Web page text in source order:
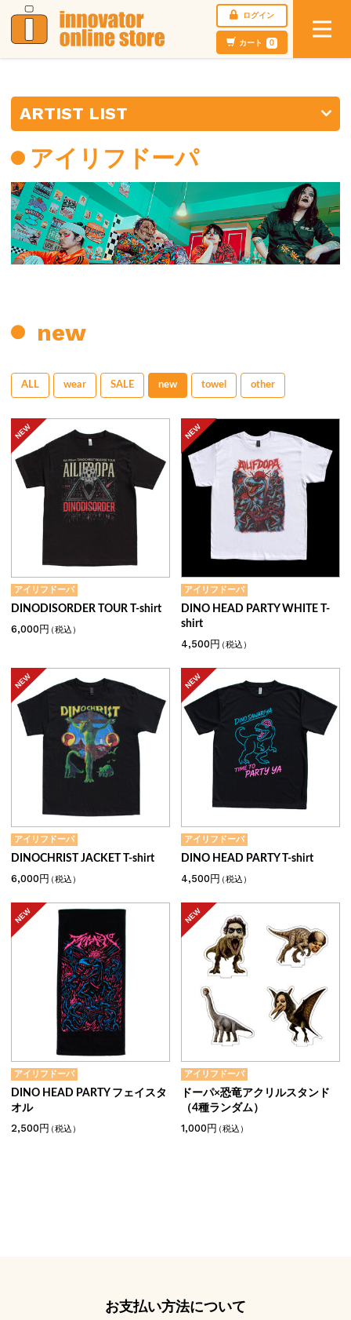
ログイン
カート 0
ARTIST LIST
アイリフドーパ
new
ALL wear SALE new towel other
アイリフドーパ
DINODISORDER TOUR T-shirt
6,000円（税込）
アイリフドーパ
DINO HEAD PARTY WHITE T-
shirt
4,500円（税込）
アイリフドーパ
DINOCHRIST JACKET T-shirt
6,000円（税込）
アイリフドーパ
DINO HEAD PARTY T-shirt
4,500円（税込）
アイリフドーパ
DINO HEAD PARTY フェイスタ
オル
2,500円（税込）
アイリフドーパ
ドーパ×恐竜アクリルスタンド
（4種ランダム）
1,000円（税込）
お支払い方法について